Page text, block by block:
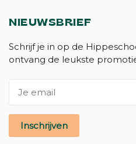
NIEUWSBRIEF
Schrijf je in op de
ontvang de leukste
Inschrijven